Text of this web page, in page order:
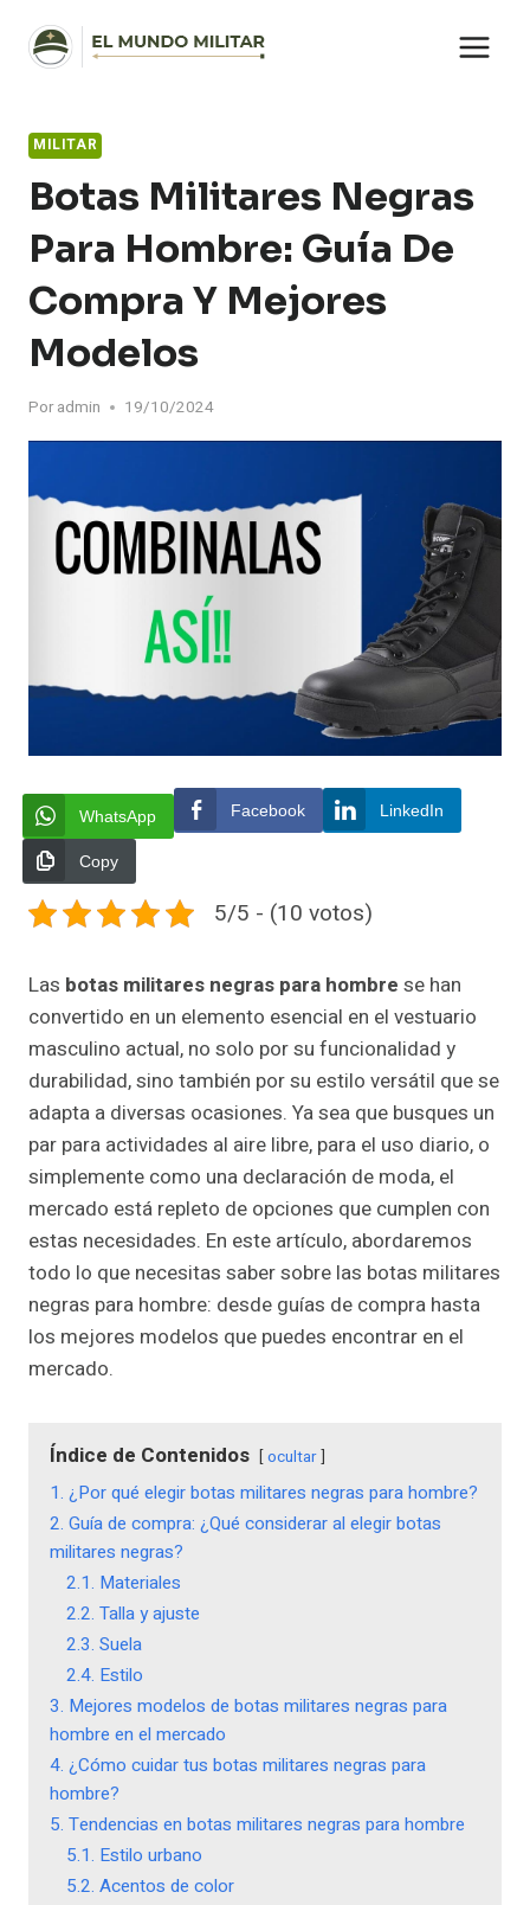
contenido
MILITAR
Botas Militares Negras
Para Hombre: Guía De
Compra Y Mejores
Modelos
Por admin 19/10/2024
WhatsApp Facebook LinkedIn
Copy
5/5 - (10 votos)
Las botas militares negras para hombre se han
convertido en un elemento esencial en el vestuario
masculino actual, no solo por su funcionalidad y
durabilidad, sino también por su estilo versátil que se
adapta a diversas ocasiones. Ya sea que busques un
par para actividades al aire libre, para el uso diario, o
simplemente como una declaración de moda, el
mercado está repleto de opciones que cumplen con
estas necesidades. En este artículo, abordaremos
todo lo que necesitas saber sobre las botas militares
negras para hombre: desde guías de compra hasta
los mejores modelos que puedes encontrar en el
mercado.
Índice de Contenidos ocultar
1. ¿Por qué elegir botas militares negras para hombre?
2. Guía de compra: ¿Qué considerar al elegir botas
militares negras?
2.1. Materiales
2.2. Talla y ajuste
2.3. Suela
2.4. Estilo
3. Mejores modelos de botas militares negras para
hombre en el mercado
4. ¿Cómo cuidar tus botas militares negras para
hombre?
5. Tendencias en botas militares negras para hombre
5.1. Estilo urbano
5.2. Acentos de color